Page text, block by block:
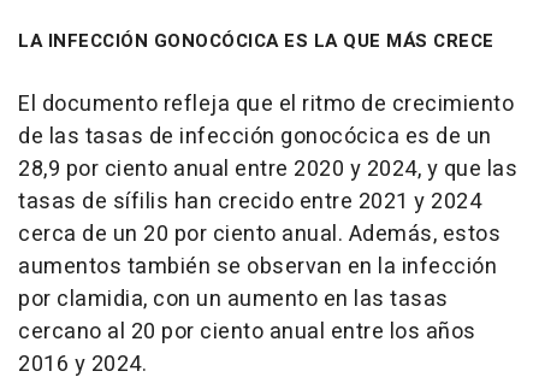
LA INFECCIÓN GONOCÓCICA ES LA QUE MÁS CRECE
El documento refleja que el ritmo de crecimiento
de las tasas de infección gonocócica es de un
28,9 por ciento anual entre 2020 y 2024, y que las
tasas de sífilis han crecido entre 2021 y 2024
cerca de un 20 por ciento anual. Además, estos
aumentos también se observan en la infección
por clamidia, con un aumento en las tasas
cercano al 20 por ciento anual entre los años
2016 y 2024.